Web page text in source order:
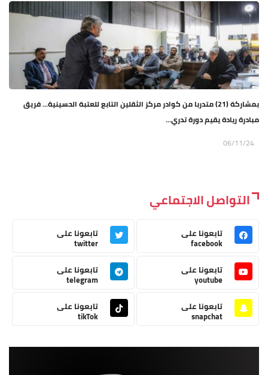
بمشاركة (21) متدربا من كوادر مركز الثقلين التابع للعتبة الحسينية... فريق
مبادرة ريادة يقيم دورة تدري...
06/11/24
التواصل الاجتماعي
تابعونا على
facebook
تابعونا على
twitter
تابعونا على
youtube
تابعونا على
telegram
تابعونا على
snapchat
تابعونا على
tikTok